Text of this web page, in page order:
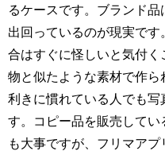
るケースです。ブランド品
出回っているのが現実で
合はすぐに怪しいと気付
物と似たような素材で作ら
利きに慣れている人でも写
す。コピー品を販売してい
も大事ですが、フリマア